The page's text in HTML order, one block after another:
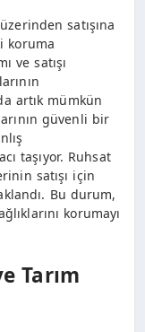
satışına
koruma
ve satışı
artık mümkün
güvenli bir
taşıyor. Ruhsat
satışı için
Bu durum,
korumayı
Tarım